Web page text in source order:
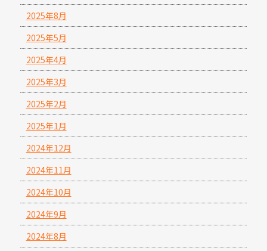
2025年8月
2025年5月
2025年4月
2025年3月
2025年2月
2025年1月
2024年12月
2024年11月
2024年10月
2024年9月
2024年8月